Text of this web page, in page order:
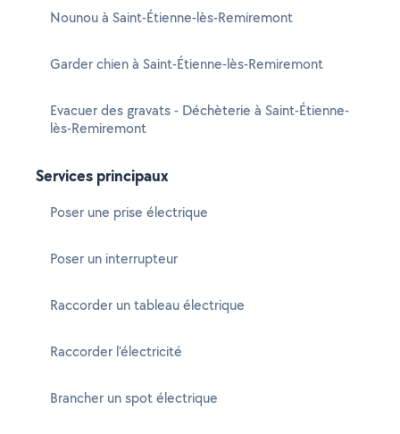
Nounou à Saint-Étienne-lès-Remiremont
Garder chien à Saint-Étienne-lès-Remiremont
Evacuer des gravats - Déchèterie à Saint-Étienne-
lès-Remiremont
Services principaux
Poser une prise électrique
Poser un interrupteur
Raccorder un tableau électrique
Raccorder l'électricité
Brancher un spot électrique